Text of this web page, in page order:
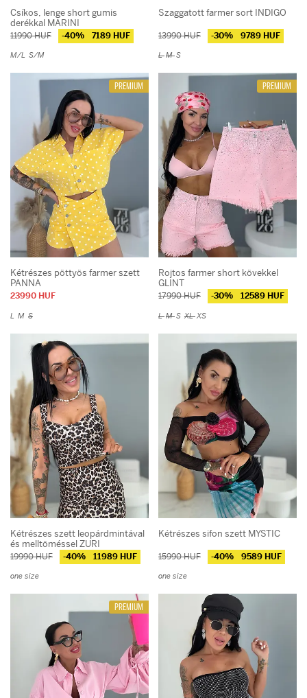
Csíkos, lenge short gumis
derékkal MARINI
11990 HUF -40% 7189 HUF
M/L S/M
Szaggatott farmer sort INDIGO
13990 HUF -30% 9789 HUF
LMS
PREMIUM
Kétrészes pöttyös farmer szett
PANNA
23990 HUF
L M S
PREMIUM
Rojtos farmer short kövekkel
GLINT
17990 HUF -30% 12589 HUF
LMS XLXS
Kétrészes szett leopárdmintával
és melltöméssel ZURI
19990 HUF -40% 11989 HUF
one size
Kétrészes sifon szett MYSTIC
15990 HUF -40% 9589 HUF
one size
PREMIUM